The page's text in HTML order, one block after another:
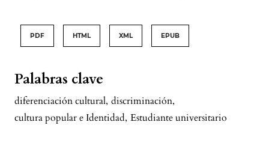
Palabras clave
diferenciación cultural, discriminación,
cultura popular e Identidad, Estudiante universitario
PDF HTML XML EPUB